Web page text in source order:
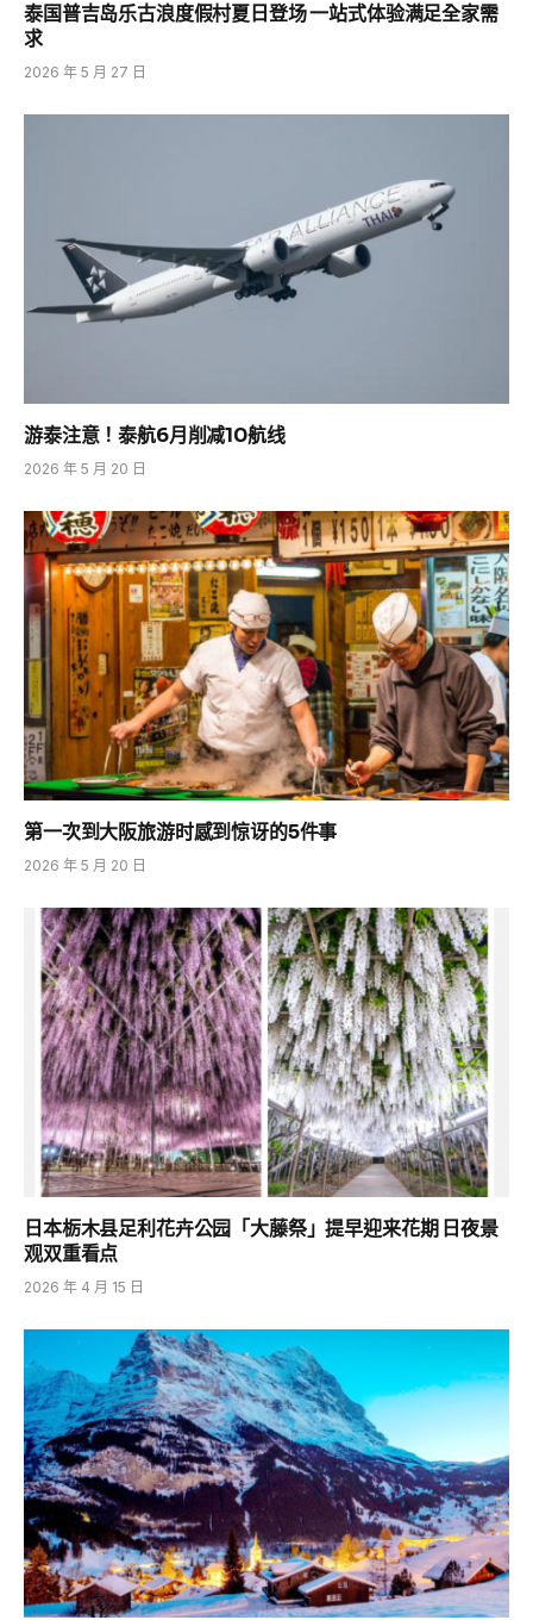
泰国普吉岛乐古浪度假村夏日登场 一站式体验满足全家需
求
2026 年 5 月 27 日
游泰注意！泰航6月削减10航线
2026 年 5 月 20 日
第一次到大阪旅游时感到惊讶的5件事
2026 年 5 月 20 日
日本栃木县足利花卉公园「大藤祭」提早迎来花期 日夜景
观双重看点
2026 年 4 月 15 日